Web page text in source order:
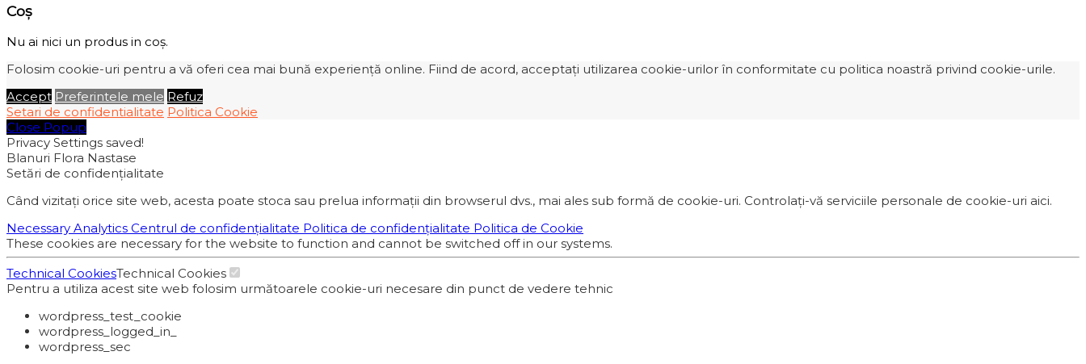
Coș
Nu ai nici un produs in coș.
Folosim cookie-uri pentru a vă oferi cea mai bună experiență online. Fiind de acord, acceptați utilizarea cookie-urilor în conformitate cu politica noastră privind cookie-urile.
Accept Preferintele mele Refuz
Setari de confidentialitate Politica Cookie
Close Popup
Privacy Settings saved!
Blanuri Flora Nastase
Setări de confidențialitate
Când vizitați orice site web, acesta poate stoca sau prelua informații din browserul dvs., mai ales sub formă de cookie-uri. Controlați-vă serviciile personale de cookie-uri aici.
Necessary Analytics Centrul de confidențialitate Politica de confidențialitate Politica de Cookie
These cookies are necessary for the website to function and cannot be switched off in our systems.
Technical CookiesTechnical Cookies
Pentru a utiliza acest site web folosim următoarele cookie-uri necesare din punct de vedere tehnic
wordpress_test_cookie
wordpress_logged_in_
wordpress_sec